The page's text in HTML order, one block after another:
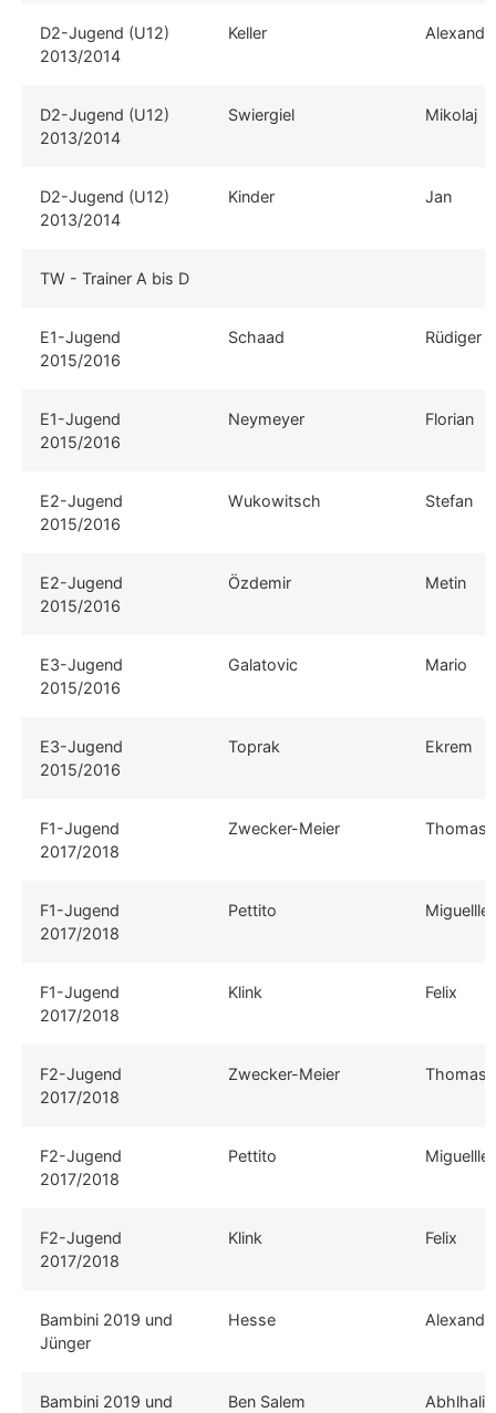
D2-Jugend (U12)
2013/2014
Keller
D2-Jugend (U12)
2013/2014
Swiergiel Mikolaj
D2-Jugend (U12)
2013/2014
Kinder Jan
TW - Trainer A bis D
E1-Jugend
2015/2016
Schaad Rüdiger
E1-Jugend
2015/2016
Neymeyer Florian
E2-Jugend
2015/2016
Wukowitsch Stefan
E2-Jugend
2015/2016
Özdemir Metin
E3-Jugend
2015/2016
Galatovic Mario
E3-Jugend
2015/2016
Toprak Ekrem
F1-Jugend
2017/2018
Zwecker-Meier Thomas
F1-Jugend
2017/2018
Pettito Miguellle
F1-Jugend
2017/2018
Klink Felix
F2-Jugend
2017/2018
Zwecker-Meier Thomas
F2-Jugend
2017/2018
Pettito Miguellle
F2-Jugend
2017/2018
Klink Felix
Bambini 2019 und
Jünger
Hesse
Bambini 2019 und
Ben Salem